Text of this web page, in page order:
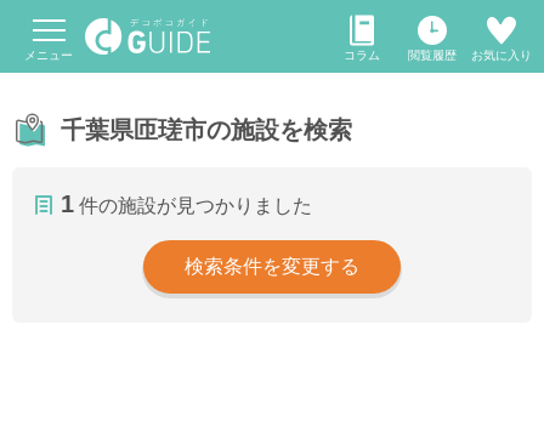
メニュー コラム 閲覧履歴 お気に入り
千葉県匝瑳市の施設を検索
1 件の施設が見つかりました
検索条件を変更する